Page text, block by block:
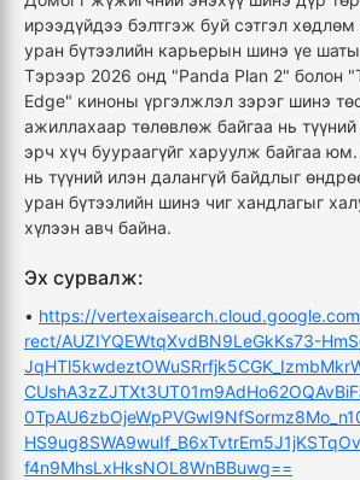
ирээдүйдээ бэлтгэж буй сэтгэл
уран бүтээлийн карьерын шинэ үе
Тэрээр 2026 онд "Panda Plan 2" болон
Edge" киноны үргэлжлэл зэрэг шинэ
ажиллахаар төлөвлөж байгаа нь түүний
эрч хүч буураагүйг харуулж байгаа
нь түүний илэн далангүй байдлыг
уран бүтээлийн шинэ чиг хандлагыг
хүлээн авч байна.
Эх сурвалж:
• https://
rect/AUZIYQEWtqXvdBN9LeGkKs73-
f4n9MhsLxHksNOL8WnBBuwg==